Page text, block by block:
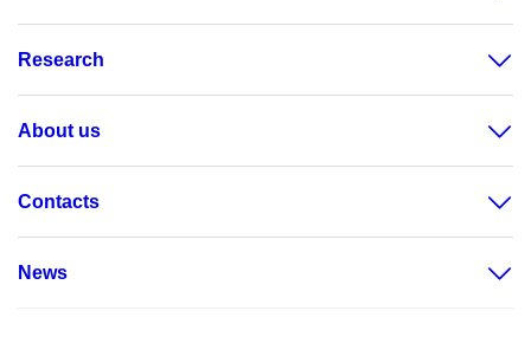
Research
About us
Contacts
News